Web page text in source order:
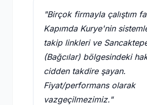
"Birçok firmayla çalıştım
Kapımda Kurye'nin
takip linkleri ve
(Bağcılar) bölgesindeki
cidden takdire şayan.
Fiyat/performans olarak
vazgeçilmezimiz."